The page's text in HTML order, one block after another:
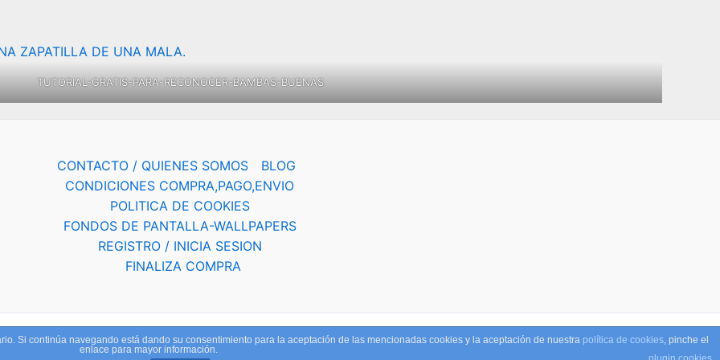
TUTORIAL-GRATIS-PARA-RECONOCER-BAMBAS-BUENAS
CONTACTO / QUIENES SOMOS
BLOG
CONDICIONES COMPRA,PAGO,ENVIO
POLITICA DE COOKIES
FONDOS DE PANTALLA-WALLPAPERS
REGISTRO / INICIA SESION
FINALIZA COMPRA
2026 ESPORTSVIAN.COM | Powered byTema Astra para WordPress
Si continúa navegando está dando su consentimiento para la aceptación de las mencionadas cookies y la aceptación de nuestra política de cookies, pinche el
enlace para mayor información.